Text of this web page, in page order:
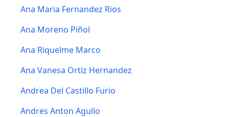
Ana Maria Fernandez Rios
Ana Moreno Piñol
Ana Riquelme Marco
Ana Vanesa Ortiz Hernandez
Andrea Del Castillo Furio
Andres Anton Agullo